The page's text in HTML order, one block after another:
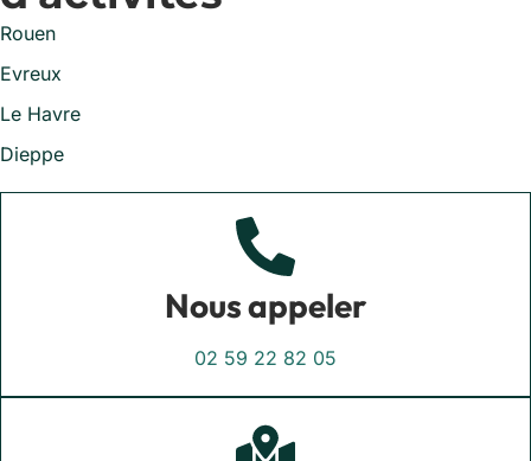
Rouen
Evreux
Le Havre
Dieppe
Nous appeler
02 59 22 82 05